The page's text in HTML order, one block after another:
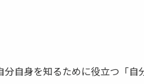
自身を知るために役立つ「自